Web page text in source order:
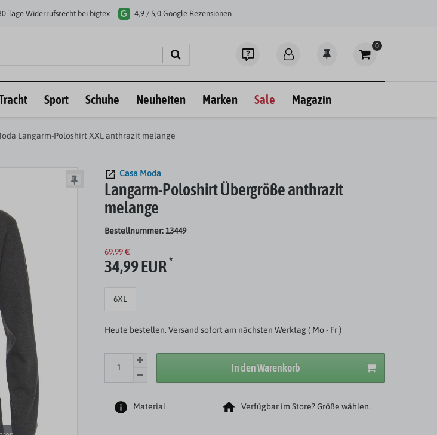
Tage Widerrufsrecht bei bigtex 4,9 / 5,0 Google Rezensionen
0
Sport Schuhe Neuheiten Marken Sale Magazin
Langarm-Poloshirt XXL anthrazit melange
Casa Moda
Langarm-Poloshirt Übergröße anthrazit
melange
Bestellnummer: 13449
69,99 €
34,99 EUR*
6XL
Heute bestellen. Versand sofort am nächsten Werktag ( Mo - Fr )
In den Warenkorb
Material Verfügbar im Store? Größe wählen.